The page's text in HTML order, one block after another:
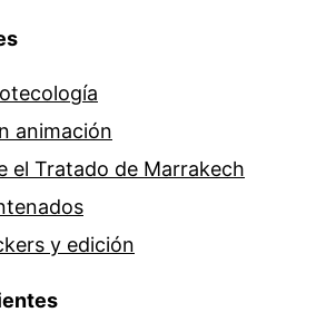
animación
el Tratado de Marrakech
y edición